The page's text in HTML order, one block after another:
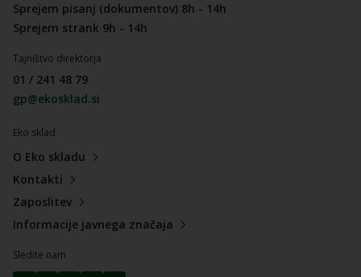
Sprejem pisanj (dokumentov) 8h - 14h
Sprejem strank 9h - 14h
Tajništvo direktorja
01 / 241 48 79
gp@ekosklad.si
Eko sklad
O Eko skladu
Kontakti
Zaposlitev
Informacije javnega značaja
Sledite nam